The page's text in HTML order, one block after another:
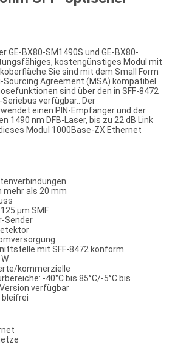
GE-BX80-SM1490S und GE-BX80-
kostengünstiges Modul mit
sind mit dem Small Form
Sourcing Agreement (MSA) kompatibel
sind über den in SFF-8472
verfügbar.. Der
einen PIN-Empfänger und der
1490 nm DFB-Laser, bis zu 22 dB Link
Modul 1000Base-ZX Ethernet
mehr als 20 mm
μm SMF
Sender
mit SFF-8472 konform
kommerzielle
-40°C bis 85°C/-5°C bis
Version verfügbar
bleifrei